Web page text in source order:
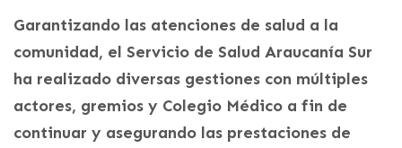
Garantizando las atenciones de salud a la
comunidad, el Servicio de Salud Araucanía Sur
ha realizado diversas gestiones con múltiples
actores, gremios y Colegio Médico a fin de
continuar y asegurando las prestaciones de